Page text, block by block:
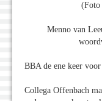
(Foto
Menno van
BBA de ene keer
Collega Offenbach